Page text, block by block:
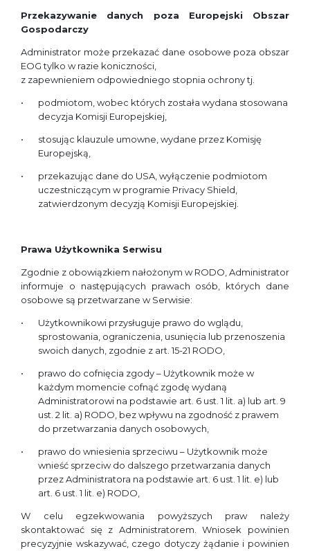
Przekazywanie danych poza Europejski Obszar
Gospodarczy
Administrator może przekazać dane osobowe poza obszar
EOG tylko w razie koniczności,
z zapewnieniem odpowiedniego stopnia ochrony tj.
podmiotom, wobec których została wydana stosowana
decyzja Komisji Europejskiej,
stosując klauzule umowne, wydane przez Komisję
Europejską,
przekazując dane do USA, wyłączenie podmiotom
uczestniczącym w programie Privacy Shield,
zatwierdzonym decyzją Komisji Europejskiej.
Prawa Użytkownika Serwisu
Zgodnie z obowiązkiem nałożonym w RODO, Administrator
informuje o następujących prawach osób, których dane
osobowe są przetwarzane w Serwisie:
Użytkownikowi przysługuje prawo do wglądu,
sprostowania, ograniczenia, usunięcia lub przenoszenia
swoich danych, zgodnie z art. 15-21 RODO,
prawo do cofnięcia zgody – Użytkownik może w
każdym momencie cofnąć zgodę wydaną
Administratorowi na podstawie art. 6 ust. 1 lit. a) lub art. 9
ust. 2 lit. a) RODO, bez wpływu na zgodność z prawem
do przetwarzania danych osobowych,
prawo do wniesienia sprzeciwu – Użytkownik może
wnieść sprzeciw do dalszego przetwarzania danych
przez Administratora na podstawie art. 6 ust. 1 lit. e) lub
art. 6 ust. 1 lit. e) RODO,
W celu egzekwowania powyższych praw należy
skontaktować się z Administratorem. Wniosek powinien
precyzyjnie wskazywać, czego dotyczy żądanie i powinien